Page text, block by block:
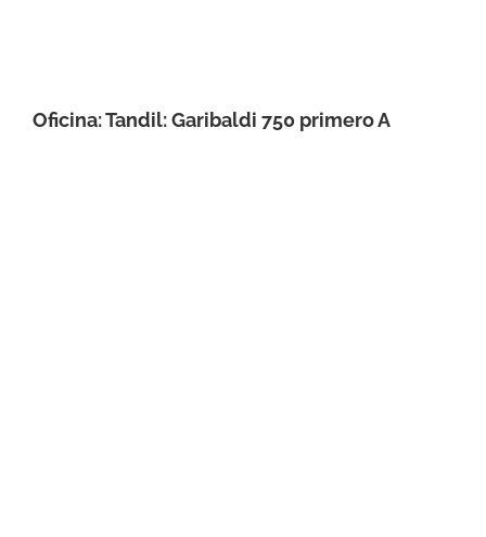
Oficina: Tandil: Garibaldi 750 primero A